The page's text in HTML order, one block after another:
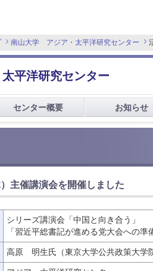
南山大学 アジア・太平洋研究センター
平洋研究センター
センター概要 お知らせ
主催講演会を開催しました
シリーズ講演会「中国と向き合う」
「習近平総書記が進める党大会への準
高原 明生氏（東京大学公共政策大学